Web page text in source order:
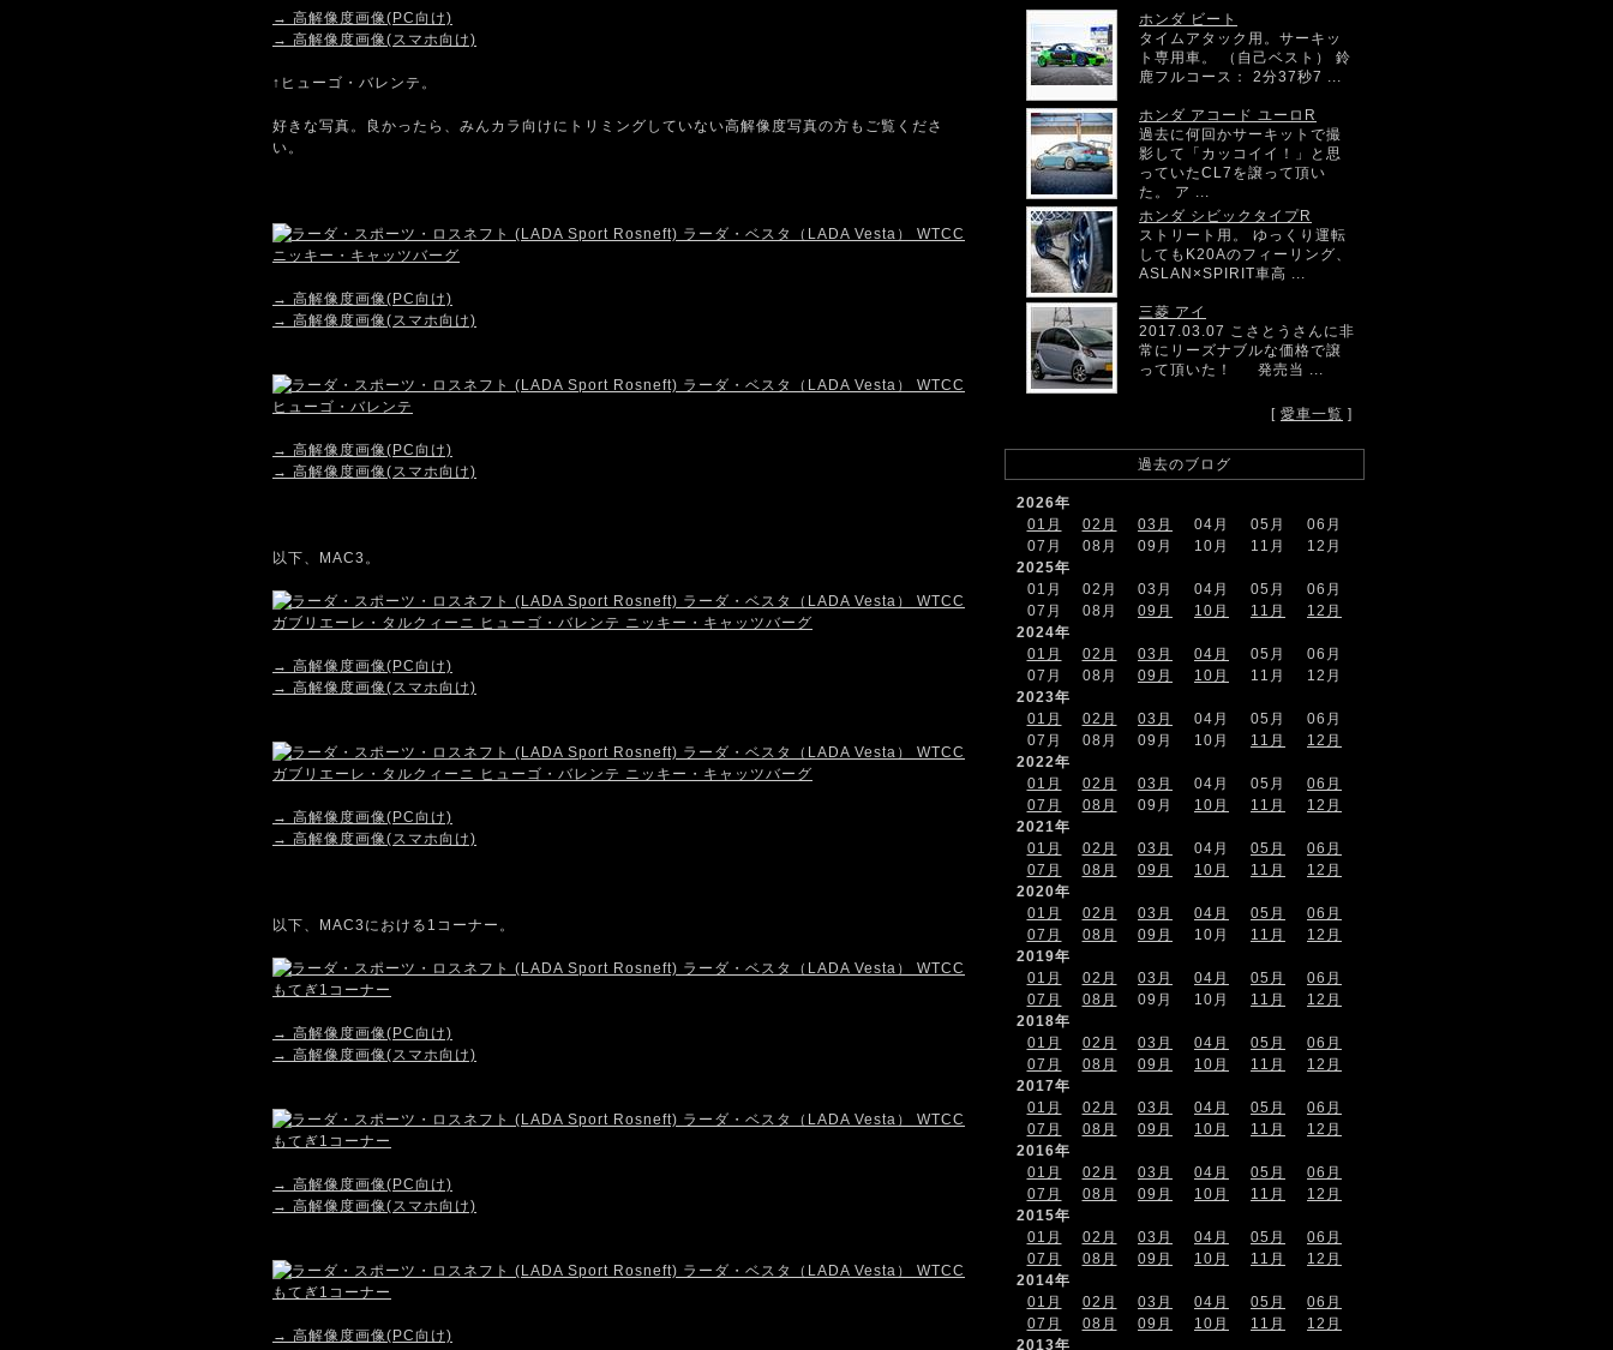
→ 高解像度画像(PC向け)
→ 高解像度画像(スマホ向け)
↑ヒューゴ・バレンテ。
好きな写真。良かったら、みんカラ向けにトリミングしていない高解像度写真の方もご覧くださ
い。
→ 高解像度画像(PC向け)
→ 高解像度画像(スマホ向け)
→ 高解像度画像(PC向け)
→ 高解像度画像(スマホ向け)
以下、MAC3。
→ 高解像度画像(PC向け)
→ 高解像度画像(スマホ向け)
→ 高解像度画像(PC向け)
→ 高解像度画像(スマホ向け)
以下、MAC3における1コーナー。
→ 高解像度画像(PC向け)
→ 高解像度画像(スマホ向け)
→ 高解像度画像(PC向け)
→ 高解像度画像(スマホ向け)
→ 高解像度画像(PC向け)
ホンダ ビート
タイムアタック用。サーキッ
ト専用車。 （自己ベスト） 鈴
鹿フルコース： 2分37秒7 ...
ホンダ アコード ユーロR
過去に何回かサーキットで撮
影して「カッコイイ！」と思
っていたCL7を譲って頂い
た。 ア ...
ホンダ シビックタイプR
ストリート用。 ゆっくり運転
してもK20Aのフィーリング、
ASLAN×SPIRIT車高 ...
三菱 アイ
2017.03.07 こさとうさんに非
常にリーズナブルな価格で譲
って頂いた！ 発売当 ...
[ 愛車一覧 ]
過去のブログ
2026年
01月
02月 03月 04月 05月
06月
07月
08月 09月 10月 11月
12月
2025年
01月
02月 03月 04月 05月
06月
07月
08月 09月 10月 11月
12月
2024年
01月
02月 03月 04月 05月
06月
07月
08月 09月 10月 11月
12月
2023年
01月
02月 03月 04月 05月
06月
07月
08月 09月 10月 11月
12月
2022年
01月
02月 03月 04月 05月
06月
07月
08月 09月 10月 11月
12月
2021年
01月
02月 03月 04月 05月
06月
07月
08月 09月 10月 11月
12月
2020年
01月
02月 03月 04月 05月
06月
07月
08月 09月 10月 11月
12月
2019年
01月
02月 03月 04月 05月
06月
07月
08月 09月 10月 11月
12月
2018年
01月
02月 03月 04月 05月
06月
07月
08月 09月 10月 11月
12月
2017年
01月
02月 03月 04月 05月
06月
07月
08月 09月 10月 11月
12月
2016年
01月
02月 03月 04月 05月
06月
07月
08月 09月 10月 11月
12月
2015年
01月
02月 03月 04月 05月
06月
07月
08月 09月 10月 11月
12月
2014年
01月
02月 03月 04月 05月
06月
07月
08月 09月 10月 11月
12月
2013年